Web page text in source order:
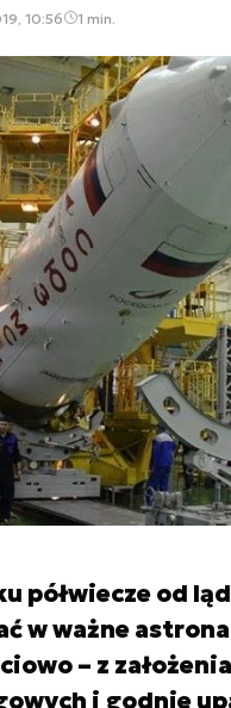
10:56 1 min.
półwiecze od
w ważne
– z
i godnie